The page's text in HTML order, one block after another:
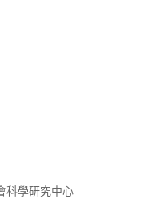
科學研究中心